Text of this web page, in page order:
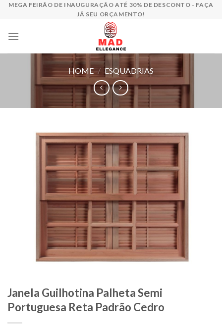
SkipMEGA FEIRÃO DE INAUGURAÇÃO ATÉ 30% DE DESCONTO - FAÇA
JÁ SEU ORÇAMENTO!
HOME / ESQUADRIAS
Janela Guilhotina Palheta Semi
Portuguesa Reta Padrão Cedro